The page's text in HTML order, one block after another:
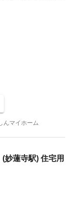
んマイホーム
妙蓮寺駅) 住宅用